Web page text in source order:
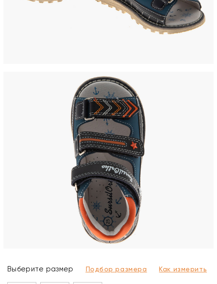
Выберите размер Подбор размера Как измерить